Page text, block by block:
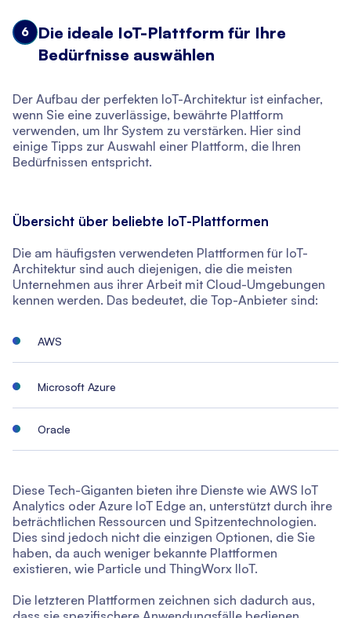
6
Die ideale IoT-Plattform für Ihre
Bedürfnisse auswählen
Der Aufbau der perfekten IoT-Architektur ist einfacher,
wenn Sie eine zuverlässige, bewährte Plattform
verwenden, um Ihr System zu verstärken. Hier sind
einige Tipps zur Auswahl einer Plattform, die Ihren
Bedürfnissen entspricht.
Übersicht über beliebte IoT-Plattformen
Die am häufigsten verwendeten Plattformen für IoT-
Architektur sind auch diejenigen, die die meisten
Unternehmen aus ihrer Arbeit mit Cloud-Umgebungen
kennen werden. Das bedeutet, die Top-Anbieter sind:
AWS
Microsoft Azure
Oracle
Diese Tech-Giganten bieten ihre Dienste wie AWS IoT
Analytics oder Azure IoT Edge an, unterstützt durch ihre
beträchtlichen Ressourcen und Spitzentechnologien.
Dies sind jedoch nicht die einzigen Optionen, die Sie
haben, da auch weniger bekannte Plattformen
existieren, wie Particle und ThingWorx IIoT.
Die letzteren Plattformen zeichnen sich dadurch aus,